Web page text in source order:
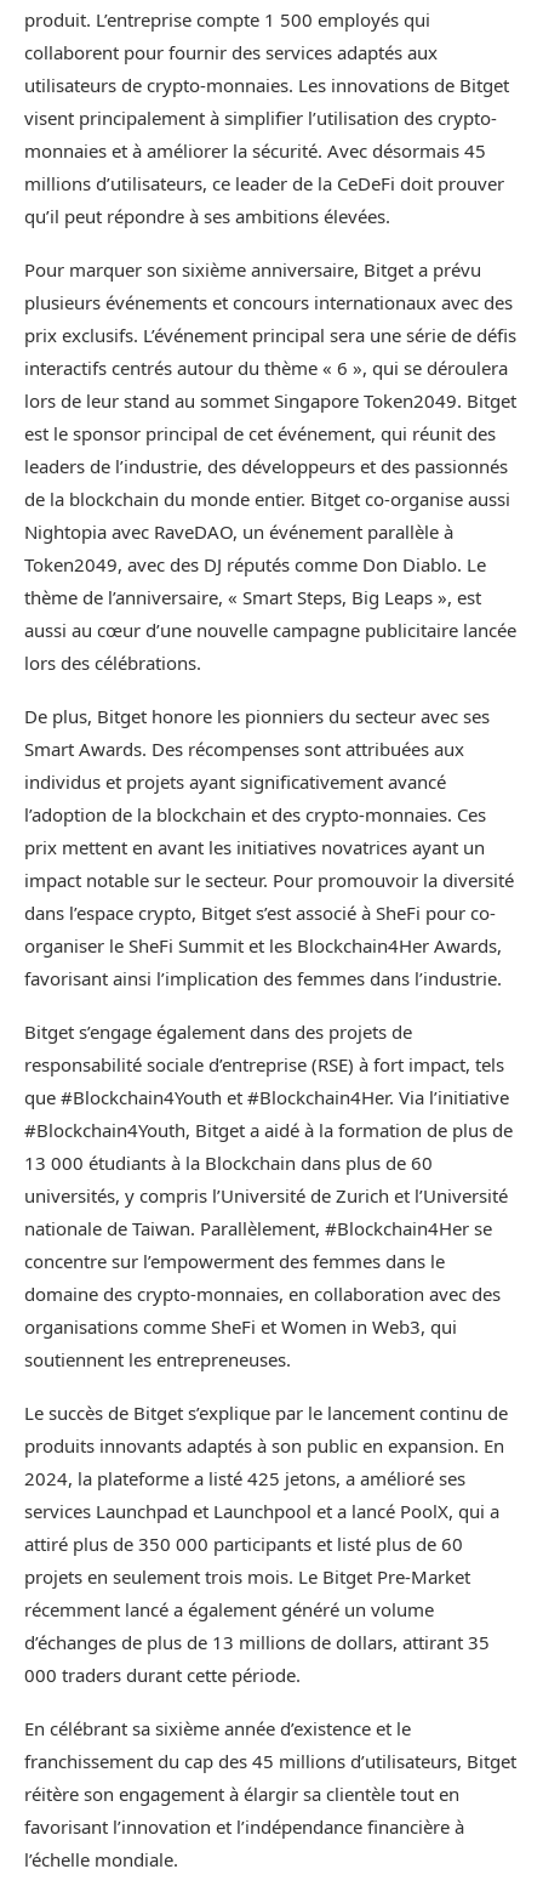
produit. L’entreprise compte 1 500 employés qui
collaborent pour fournir des services adaptés aux
utilisateurs de crypto-monnaies. Les innovations de Bitget
visent principalement à simplifier l’utilisation des crypto-
monnaies et à améliorer la sécurité. Avec désormais 45
millions d’utilisateurs, ce leader de la CeDeFi doit prouver
qu’il peut répondre à ses ambitions élevées.
Pour marquer son sixième anniversaire, Bitget a prévu
plusieurs événements et concours internationaux avec des
prix exclusifs. L’événement principal sera une série de défis
interactifs centrés autour du thème « 6 », qui se déroulera
lors de leur stand au sommet Singapore Token2049. Bitget
est le sponsor principal de cet événement, qui réunit des
leaders de l’industrie, des développeurs et des passionnés
de la blockchain du monde entier. Bitget co-organise aussi
Nightopia avec RaveDAO, un événement parallèle à
Token2049, avec des DJ réputés comme Don Diablo. Le
thème de l’anniversaire, « Smart Steps, Big Leaps », est
aussi au cœur d’une nouvelle campagne publicitaire lancée
lors des célébrations.
De plus, Bitget honore les pionniers du secteur avec ses
Smart Awards. Des récompenses sont attribuées aux
individus et projets ayant significativement avancé
l’adoption de la blockchain et des crypto-monnaies. Ces
prix mettent en avant les initiatives novatrices ayant un
impact notable sur le secteur. Pour promouvoir la diversité
dans l’espace crypto, Bitget s’est associé à SheFi pour co-
organiser le SheFi Summit et les Blockchain4Her Awards,
favorisant ainsi l’implication des femmes dans l’industrie.
Bitget s’engage également dans des projets de
responsabilité sociale d’entreprise (RSE) à fort impact, tels
que #Blockchain4Youth et #Blockchain4Her. Via l’initiative
#Blockchain4Youth, Bitget a aidé à la formation de plus de
13 000 étudiants à la Blockchain dans plus de 60
universités, y compris l’Université de Zurich et l’Université
nationale de Taiwan. Parallèlement, #Blockchain4Her se
concentre sur l’empowerment des femmes dans le
domaine des crypto-monnaies, en collaboration avec des
organisations comme SheFi et Women in Web3, qui
soutiennent les entrepreneuses.
Le succès de Bitget s’explique par le lancement continu de
produits innovants adaptés à son public en expansion. En
2024, la plateforme a listé 425 jetons, a amélioré ses
services Launchpad et Launchpool et a lancé PoolX, qui a
attiré plus de 350 000 participants et listé plus de 60
projets en seulement trois mois. Le Bitget Pre-Market
récemment lancé a également généré un volume
d’échanges de plus de 13 millions de dollars, attirant 35
000 traders durant cette période.
En célébrant sa sixième année d’existence et le
franchissement du cap des 45 millions d’utilisateurs, Bitget
réitère son engagement à élargir sa clientèle tout en
favorisant l’innovation et l’indépendance financière à
l’échelle mondiale.